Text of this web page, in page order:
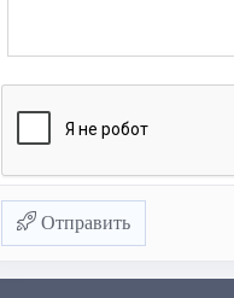
Отправить